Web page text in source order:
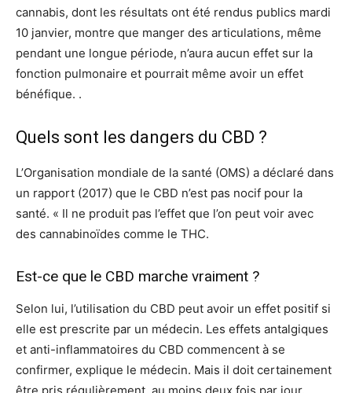
cannabis, dont les résultats ont été rendus publics mardi
10 janvier, montre que manger des articulations, même
pendant une longue période, n’aura aucun effet sur la
fonction pulmonaire et pourrait même avoir un effet
bénéfique. .
Quels sont les dangers du CBD ?
L’Organisation mondiale de la santé (OMS) a déclaré dans
un rapport (2017) que le CBD n’est pas nocif pour la
santé. « Il ne produit pas l’effet que l’on peut voir avec
des cannabinoïdes comme le THC.
Est-ce que le CBD marche vraiment ?
Selon lui, l’utilisation du CBD peut avoir un effet positif si
elle est prescrite par un médecin. Les effets antalgiques
et anti-inflammatoires du CBD commencent à se
confirmer, explique le médecin. Mais il doit certainement
être pris régulièrement, au moins deux fois par jour.